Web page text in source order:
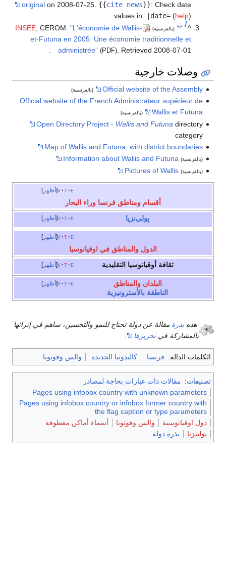
original on 2008-07-25. {{cite news}}:Check date
values in:
|date= (help)
^أ ب
(بالفرنسية) INSEE , CEROM."L'économie de Wallis-
et-Futuna en 2005: Une économie traditionnelle et
administrée" (PDF) . Retrieved 2008-07-01
وصلات خارجية
Official website of the Assembly (بالفرنسية)
Official website of the French Administrateur supérieur de
Wallis et Futuna
(بالفرنسية)
Open Directory Project - Wallis and Futuna directory
category
Map of Wallis and Futuna, with district boundaries
(بالفرنسية) Information about Wallis and Futuna
(بالفرنسية) Pictures of Wallis
أظهر v t e
أقسام ومناطق فرنسا وراء البحار
أظهر v t e پولي‌نزيا
أظهر v t e
الدول والمناطق في اوقيانوسيا
أظهر v t e ثقافة أوقيانوسيا التقليدية
أظهر v t e
البلدان والمناطق
الناطقة بالأسترونيزية
هذه بذرة مقالة عن دولة تحتاج للنمو والتحسين، ساهم في إثرائها
بالمشاركة فيتحريرها
الكلمات الدالة: فرنسا كاليدونيا الجديدة والس وفوتونا
تصنيفات: مقالات ذات عبارات بحاجة لمصادر
Pages using infobox country with unknown parameters
Pages using infobox country or infobox former country with
the flag caption or type parameters
دول اوقيانوسية
والس وفوتونا
أسماء أماكن معطوفة
پولينزيا
بذرة دولة